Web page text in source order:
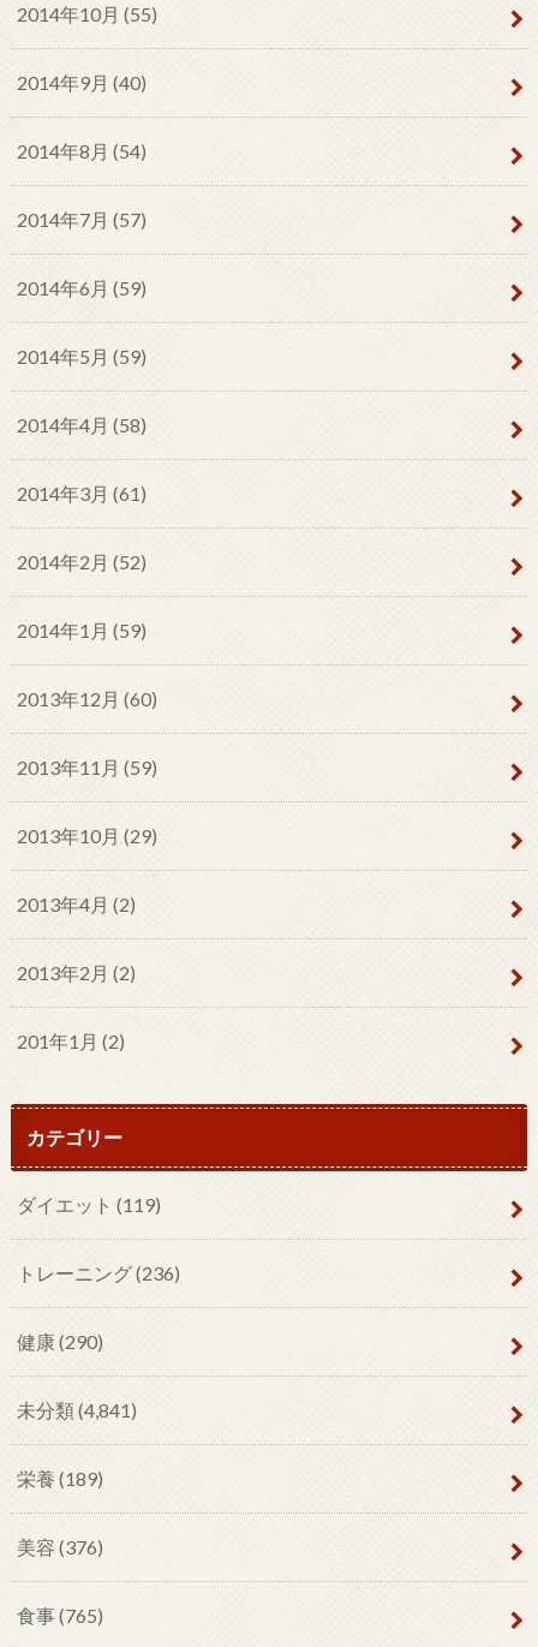
2014年10月 (55)
2014年9月 (40)
2014年8月 (54)
2014年7月 (57)
2014年6月 (59)
2014年5月 (59)
2014年4月 (58)
2014年3月 (61)
2014年2月 (52)
2014年1月 (59)
2013年12月 (60)
2013年11月 (59)
2013年10月 (29)
2013年4月 (2)
2013年2月 (2)
201年1月 (2)
カテゴリー
ダイエット (119)
トレーニング(236)
健康(290)
未分類(4,841)
栄養 (189)
美容 (376)
食事(765)